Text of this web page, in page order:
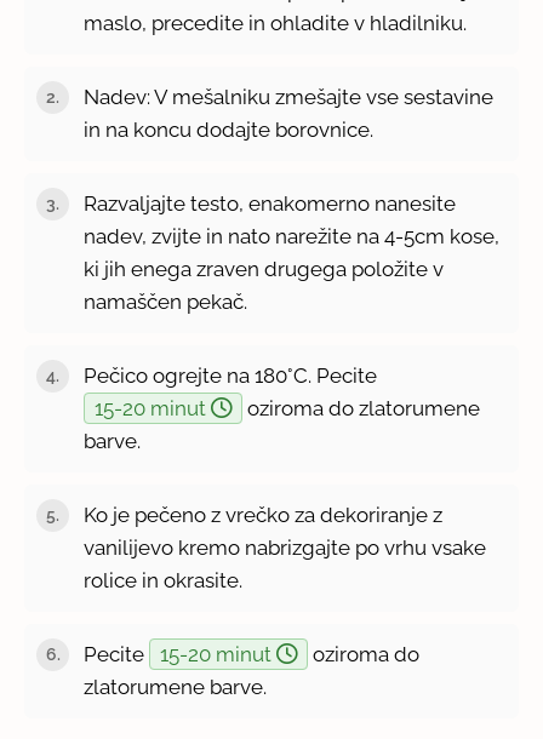
maslo, precedite in ohladite v hladilniku.
Nadev: V mešalniku zmešajte vse sestavine
in na koncu dodajte borovnice.
Razvaljajte testo, enakomerno nanesite
nadev, zvijte in nato narežite na 4-5cm kose,
ki jih enega zraven drugega položite v
namaščen pekač.
Pečico ogrejte na 180°C. Pecite
15-20 minut
oziroma do zlatorumene
barve.
Ko je pečeno z vrečko za dekoriranje z
vanilijevo kremo nabrizgajte po vrhu vsake
rolice in okrasite.
Pecite 15-20 minut
oziroma do
zlatorumene barve.